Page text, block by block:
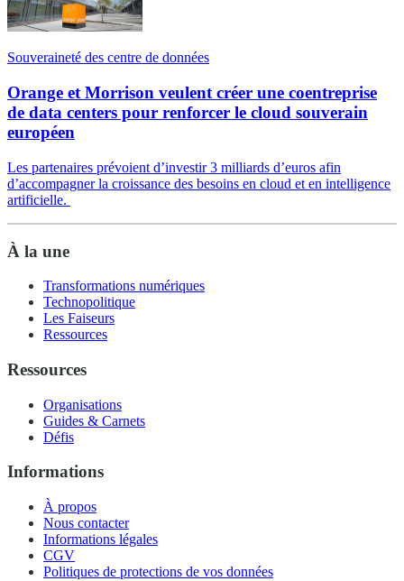
Souveraineté des centre de données
Orange et Morrison veulent créer une coentreprise
de data centers pour renforcer le cloud souverain
européen
Les partenaires prévoient d’investir 3 milliards d’euros afin
d’accompagner la croissance des besoins en cloud et en intelligence
artificielle.
À la une
Transformations numériques
Technopolitique
Les Faiseurs
Ressources
Ressources
Organisations
Guides & Carnets
Défis
Informations
À propos
Nous contacter
Informations légales
CGV
Politiques de protections de vos données